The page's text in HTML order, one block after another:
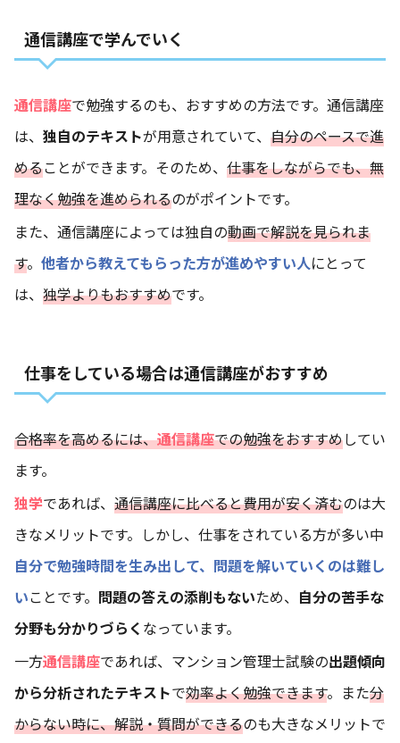
通信講座で学んでいく
通信講座で勉強するのも、おすすめの方法です。通信講座
は、 独自のテキストが用意されていて、 自分のペースで進
めることができます。そのため、 仕事をしながらでも、無
理なく勉強を進められるのがポイントです。
また、通信講座によっては独自の動画で解説を見られま
す。 他者から教えてもらった方が進めやすい人にとって
は、 独学よりもおすすめです。
仕事をしている場合は通信講座がおすすめ
合格率を高めるには、通信講座での勉強をおすすめしてい
ます。
独学であれば、 通信講座に比べると費用が安く済むのは大
きなメリットです。しかし、仕事をされている方が多い中
自分で勉強時間を生み出して、問題を解いていくのは難し
いことです。 問題の答えの添削もないため、 自分の苦手な
分野も分かりづらく なっています。
一方通信講座であれば、マンション管理士試験の出題傾向
から分析されたテキストで効率よく勉強できます。また分
からない時に、解説・質問ができるのも大きなメリットで